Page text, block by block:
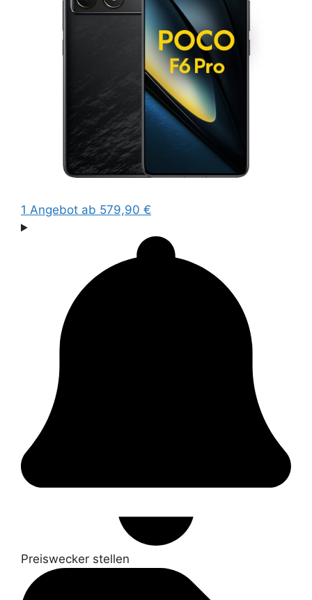
1 Angebot ab 579,90 €
Preiswecker stellen